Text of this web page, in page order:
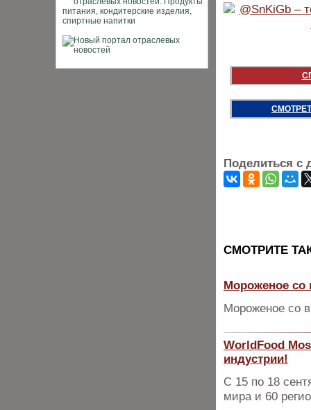
Поделиться с
CМОТРИТЕ
Мороженое со
Мороженое со
WorldFood
индустрии!
С 15 по 18
мира и 60